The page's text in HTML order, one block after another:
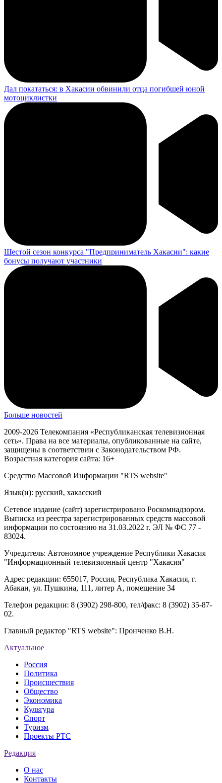
Дал покататься: в Хакасии обвинили отца погибшей юной
мотоциклистки
Шестой сезон конкурса "Предприниматель Хакасии": какие
бонусы получают участники
Больше новостей
2009-2026 Телекомпания «Республиканская телевизионная
сеть». Права на все материалы, опубликованные на сайте,
защищены в соответствии с Законодательством РФ.
Возрастная категория сайта: 16+
Средство Массовой Информации "RTS website"
Язык(и): русский, хакасский
Сетевое издание (сайт) зарегистрировано Роскомнадзором.
Выписка из реестра зарегистрированных средств массовой
информации по состоянию на 31.03.2022 г. ЭЛ № ФС 77 -
83024.
Учредитель: Автономное учреждение Республики Хакасия
"Информационный телевизионный центр "Хакасия"
Адрес редакции: 655017, Россия, Республика Хакасия, г.
Абакан, ул. Пушкина, 111, литер А, помещение 34
Телефон редакции: 8 (3902) 298-800, тел/факс: 8 (3902) 35-87-
02.
Главный редактор "RTS website": Пронченко В.Н.
Актуальное
Россия
Политика
Происшествия
Общество
Экономика
Культура
Спорт
Туризм
Проекты РТС
Редакция
О нас
Контакты